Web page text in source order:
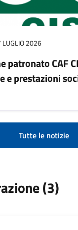
LUGLIO 2026
patronato CAF
e prestazioni
Tutte le notizie
(3)